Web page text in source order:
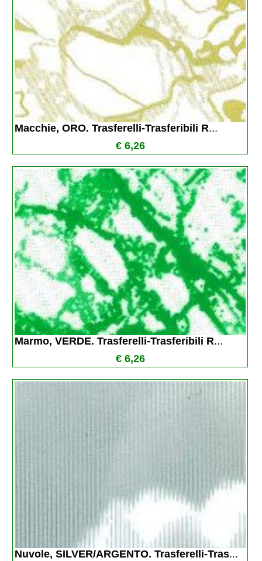
Macchie, ORO. Trasferelli-Trasferibili R...
€ 6,26
Marmo, VERDE. Trasferelli-Trasferibili R...
€ 6,26
Nuvole, SILVER/ARGENTO. Trasferelli-Tras...